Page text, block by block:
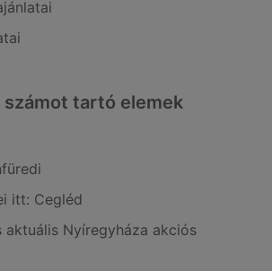
tartó elemek
itt: Cegléd
aktuális Nyíregyháza akciós